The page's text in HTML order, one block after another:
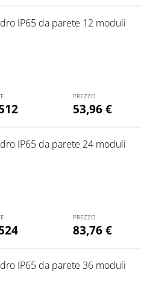
IP65 da parete 12 moduli
53,96€
IP65 da parete 24 moduli
83,76€
IP65 da parete 36 moduli